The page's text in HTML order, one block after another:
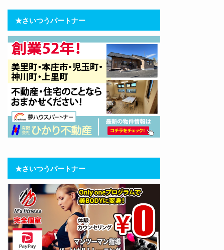
★さいつうパートナー
★さいつうパートナー